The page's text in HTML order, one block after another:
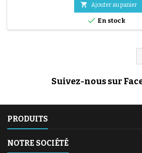
 Ajouter au panier
 En stock
Suivez-nous sur
PRODUITS
NOTRE SOCIÉTÉ